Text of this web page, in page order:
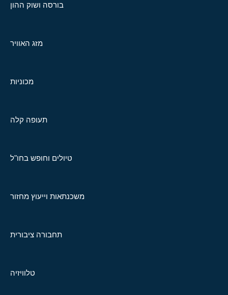
בורסה ושוק ההון
מזג האוויר
מכוניות
תעופה קלה
טיולים וחופש בחו"ל
משכנתאות וייעוץ מחזור
תחבורה ציבורית
טלוויזיה